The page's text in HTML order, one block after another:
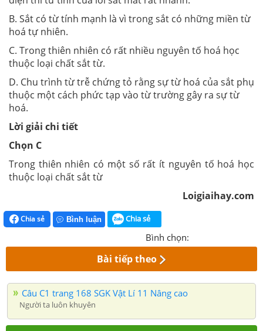
B. Sắt có từ tính mạnh là vì trong sắt có những miền từ
hoá tự nhiên.
C. Trong thiên nhiên có rất nhiều nguyên tố hoá học
thuộc loại chất sắt từ.
D. Chu trình từ trễ chứng tỏ rằng sự từ hoá của sắt phụ
thuộc một cách phức tạp vào từ trường gây ra sự từ
hoá.
Lời giải chi tiết
Chọn C
Trong thiên nhiên có một số rất ít nguyên tố hoá học
thuộc loại chất sắt từ
Loigiaihay.com
Chia sẻ Bình luận Chia sẻ
Bình chọn:
Bài tiếp theo
Câu C1 trang 168 SGK Vật Lí 11 Nâng cao
Người ta luôn khuyên